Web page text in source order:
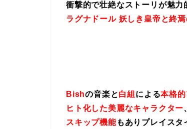
衝撃的で壮絶なストーリが魅力
ラグナドール 妖しき皇帝と終
Bishの音楽と白組 による本格
ヒト化した美麗なキャラクター
スキップ機能もありプレイスタ